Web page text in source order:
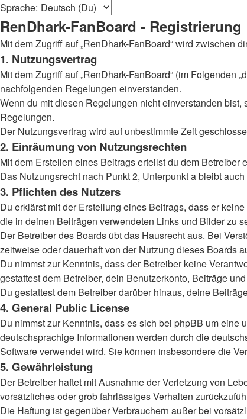
Sprache:
RenDhark-FanBoard - Registrierung
Mit dem Zugriff auf „RenDhark-FanBoard“ wird zwischen
1. Nutzungsvertrag
Mit dem Zugriff auf „RenDhark-FanBoard“ (im Folgenden
nachfolgenden Regelungen einverstanden.
Wenn du mit diesen Regelungen nicht einverstanden
Regelungen.
Der Nutzungsvertrag wird auf unbestimmte Zeit
2. Einräumung von Nutzungsrechten
Mit dem Erstellen eines Beitrags erteilst du dem
Das Nutzungsrecht nach Punkt 2, Unterpunkt a bleibt
3. Pflichten des Nutzers
Du erklärst mit der Erstellung eines Beitrags, dass er
die in deinen Beiträgen verwendeten Links und Bilder zu
Der Betreiber des Boards übt das Hausrecht aus. Bei
zeitweise oder dauerhaft von der Nutzung dieses Boards
Du nimmst zur Kenntnis, dass der Betreiber keine
gestattest dem Betreiber, dein Benutzerkonto, Beiträge
Du gestattest dem Betreiber darüber hinaus, deine
4. General Public License
Du nimmst zur Kenntnis, dass es sich bei phpBB um eine
deutschsprachige Informationen werden durch die
Software verwendet wird. Sie können insbesondere die
5. Gewährleistung
Der Betreiber haftet mit Ausnahme der Verletzung von
vorsätzliches oder grob fahrlässiges Verhalten
Die Haftung ist gegenüber Verbrauchern außer bei